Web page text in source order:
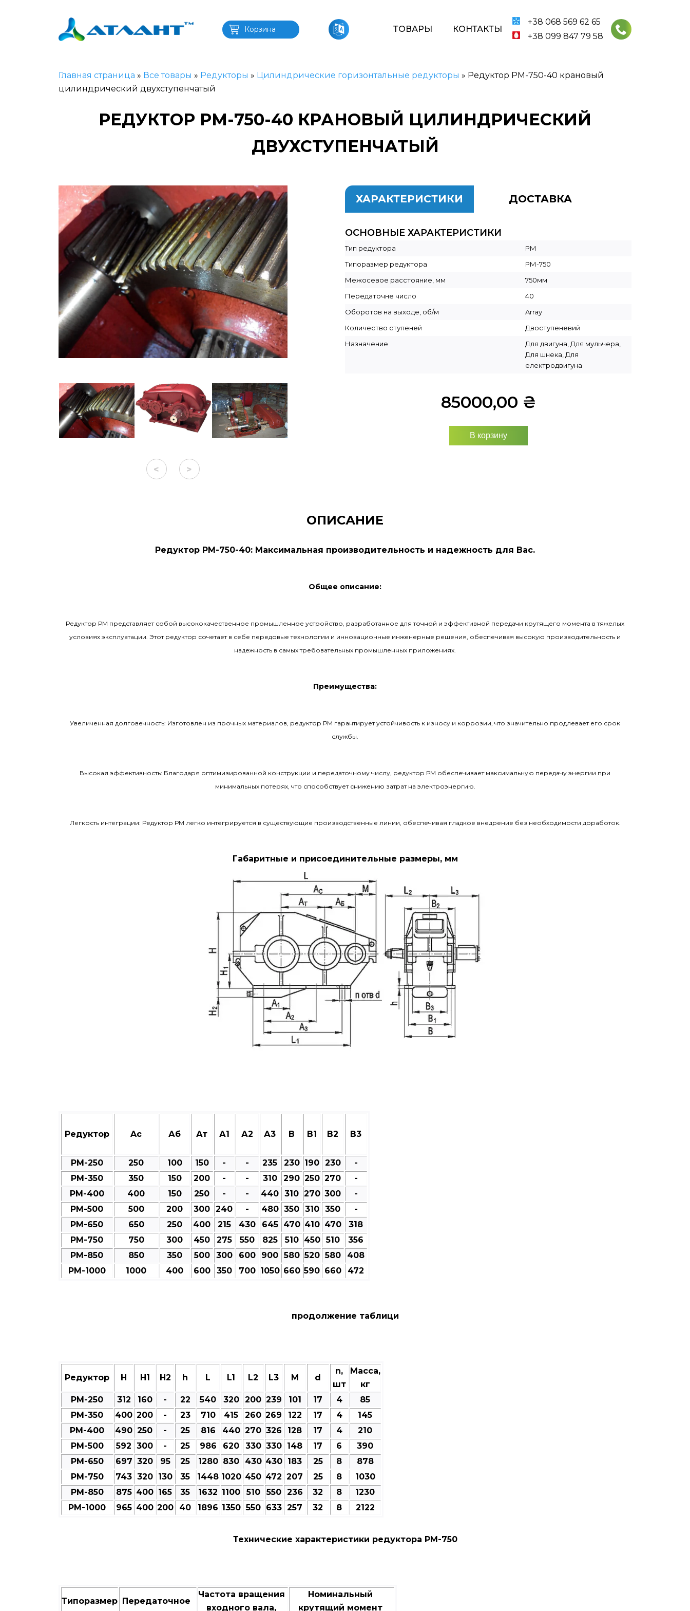
Корзина ТОВАРЫ КОНТАКТЫ
+38 068 569 62 65
+38 099 847 79 58
Главная страница » Все товары » Редукторы » Цилиндрические горизонтальные редукторы » Редуктор РМ-750-40 крановый
цилиндрический двухступенчатый
РЕДУКТОР РМ-750-40 КРАНОВЫЙ ЦИЛИНДРИЧЕСКИЙ
ДВУХСТУПЕНЧАТЫЙ
< >
ХАРАКТЕРИСТИКИ ДОСТАВКА
ОСНОВНЫЕ ХАРАКТЕРИСТИКИ
Тип редуктора
РМ
Типоразмер редуктора
РМ-750
Межосевое расстояние, мм
750мм
Передаточне число
40
Оборотов на выходе, об/м
Array
Количество ступеней
Двоступеневий
Назначение
Для двигуна, Для мульчера,
Для шнека, Для
електродвигуна
85000,00 ₴
В корзину
ОПИСАНИЕ
Редуктор РМ-750-40: Максимальная производительность и надежность для Вас.
Общее описание:
Редуктор РМ представляет собой высококачественное промышленное устройство, разработанное для точной и эффективной передачи крутящего момента в тяжелых
условиях эксплуатации. Этот редуктор сочетает в себе передовые технологии и инновационные инженерные решения, обеспечивая высокую производительность и
надежность в самых требовательных промышленных приложениях.
Преимущества:
Увеличенная долговечность: Изготовлен из прочных материалов, редуктор РМ гарантирует устойчивость к износу и коррозии, что значительно продлевает его срок
службы.
Высокая эффективность: Благодаря оптимизированной конструкции и передаточному числу, редуктор РМ обеспечивает максимальную передачу энергии при
минимальных потерях, что способствует снижению затрат на электроэнергию.
Легкость интеграции: Редуктор РМ легко интегрируется в существующие производственные линии, обеспечивая гладкое внедрение без необходимости доработок.
Габаритные и присоединительные размеры, мм
Редуктор Aс Аб Ат А1 А2 А3 В В1 В2 В3
РМ-250 250 100 150 - - 235 230 190 230
-
РМ-350
350 150 200 - - 310 290 250 270
-
РМ-400
400 150 250 - - 440 310 270 300
-
РМ-500
500 200 300 240 - 480 350 310 350
-
РМ-650
650 250 400 215 430 645 470 410 470
318
РМ-750
750 300 450 275 550 825 510 450 510
356
РМ-850
850 350 500 300 600 900 580 520 580
408
РМ-1000
1000 400 600 350 700 1050 660 590 660 472
продолжение таблици
Редуктор Н Н1 Н2 h L L1 L2 L3 M d
n,
шт
Масса,
кг
РМ-250
312 160 - 22 540 320 200 239 101 17 4
85
РМ-350
400 200 - 23 710 415 260 269 122 17 4
145
РМ-400
490 250 - 25 816 440 270 326 128 17 4
210
РМ-500
592 300 - 25 986 620 330 330 148 17 6
390
РМ-650
697 320 95 25 1280 830 430 430 183 25 8
878
РМ-750
743 320 130 35 1448 1020 450 472 207 25 8
1030
РМ-850
875 400 165 35 1632 1100 510 550 236 32 8
1230
РМ-1000
965 400 200 40 1896 1350 550 633 257 32 8 2122
Технические характеристики редуктора РМ-750
Типоразмер Передаточное
Частота вращения
входного вала,
Номинальный
крутящий момент